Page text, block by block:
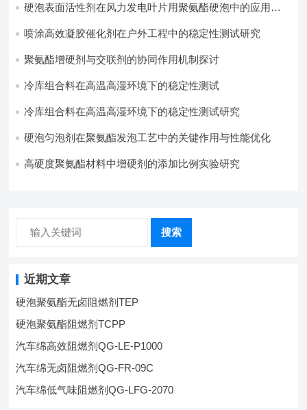
硬泡表面活性剂在风力发电叶片用聚氨酯硬泡中的应用实
喷涂高效凝胶催化剂在户外工程中的稳定性测试研究
聚氨酯增硬剂与交联剂的协同作用机制探讨
冷库组合料在高温高湿环境下的稳定性测试​
冷库组合料在高温高湿环境下的稳定性测试研究
硬泡匀泡剂在聚氨酯发泡工艺中的关键作用与性能优化
高硬度聚氨酯材料中增硬剂的添加比例实验研究
搜索
近期文章
硬泡聚氨酯无卤阻燃剂TEP
硬泡聚氨酯阻燃剂TCPP
汽车绵高效阻燃剂QG-LE-P1000
汽车绵无卤阻燃剂QG-FR-09C
汽车绵低气味阻燃剂QG-LFG-2070